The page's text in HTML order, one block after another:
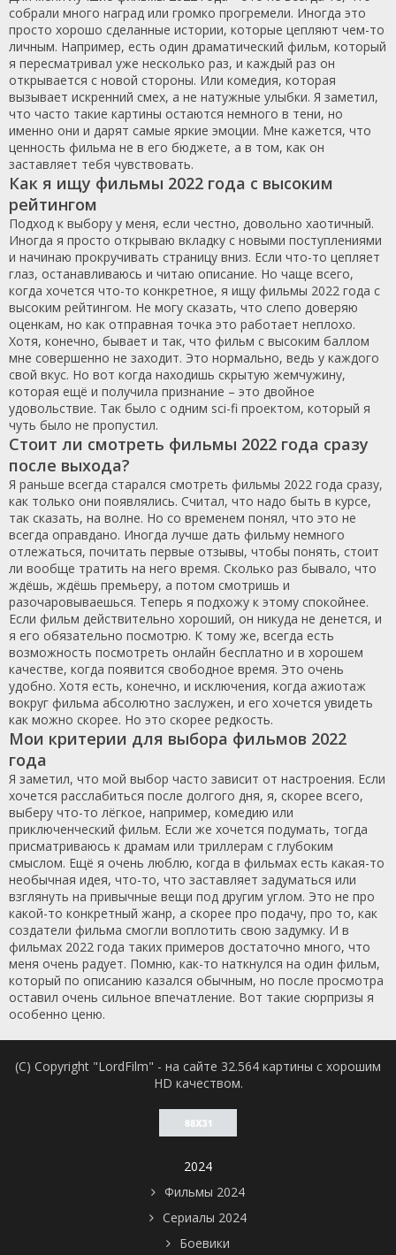
собрали много наград или громко прогремели. Иногда это
просто хорошо сделанные истории, которые цепляют чем-то
личным. Например, есть один драматический фильм, который
я пересматривал уже несколько раз, и каждый раз он
открывается с новой стороны. Или комедия, которая
вызывает искренний смех, а не натужные улыбки. Я заметил,
что часто такие картины остаются немного в тени, но
именно они и дарят самые яркие эмоции. Мне кажется, что
ценность фильма не в его бюджете, а в том, как он
заставляет тебя чувствовать.
Как я ищу фильмы 2022 года с высоким
рейтингом
Подход к выбору у меня, если честно, довольно хаотичный.
Иногда я просто открываю вкладку с новыми поступлениями
и начинаю прокручивать страницу вниз. Если что-то цепляет
глаз, останавливаюсь и читаю описание. Но чаще всего,
когда хочется что-то конкретное, я ищу фильмы 2022 года с
высоким рейтингом. Не могу сказать, что слепо доверяю
оценкам, но как отправная точка это работает неплохо.
Хотя, конечно, бывает и так, что фильм с высоким баллом
мне совершенно не заходит. Это нормально, ведь у каждого
свой вкус. Но вот когда находишь скрытую жемчужину,
которая ещё и получила признание – это двойное
удовольствие. Так было с одним sci-fi проектом, который я
чуть было не пропустил.
Стоит ли смотреть фильмы 2022 года сразу
после выхода?
Я раньше всегда старался смотреть фильмы 2022 года сразу,
как только они появлялись. Считал, что надо быть в курсе,
так сказать, на волне. Но со временем понял, что это не
всегда оправдано. Иногда лучше дать фильму немного
отлежаться, почитать первые отзывы, чтобы понять, стоит
ли вообще тратить на него время. Сколько раз бывало, что
ждёшь, ждёшь премьеру, а потом смотришь и
разочаровываешься. Теперь я подхожу к этому спокойнее.
Если фильм действительно хороший, он никуда не денется, и
я его обязательно посмотрю. К тому же, всегда есть
возможность посмотреть онлайн бесплатно и в хорошем
качестве, когда появится свободное время. Это очень
удобно. Хотя есть, конечно, и исключения, когда ажиотаж
вокруг фильма абсолютно заслужен, и его хочется увидеть
как можно скорее. Но это скорее редкость.
Мои критерии для выбора фильмов 2022
года
Я заметил, что мой выбор часто зависит от настроения. Если
хочется расслабиться после долгого дня, я, скорее всего,
выберу что-то лёгкое, например, комедию или
приключенческий фильм. Если же хочется подумать, тогда
присматриваюсь к драмам или триллерам с глубоким
смыслом. Ещё я очень люблю, когда в фильмах есть какая-то
необычная идея, что-то, что заставляет задуматься или
взглянуть на привычные вещи под другим углом. Это не про
какой-то конкретный жанр, а скорее про подачу, про то, как
создатели фильма смогли воплотить свою задумку. И в
фильмах 2022 года таких примеров достаточно много, что
меня очень радует. Помню, как-то наткнулся на один фильм,
который по описанию казался обычным, но после просмотра
оставил очень сильное впечатление. Вот такие сюрпризы я
особенно ценю.
(C) Copyright "LordFilm" - на сайте 32.564 картины с хорошим
HD качеством.
2024
Фильмы 2024
Сериалы 2024
Боевики